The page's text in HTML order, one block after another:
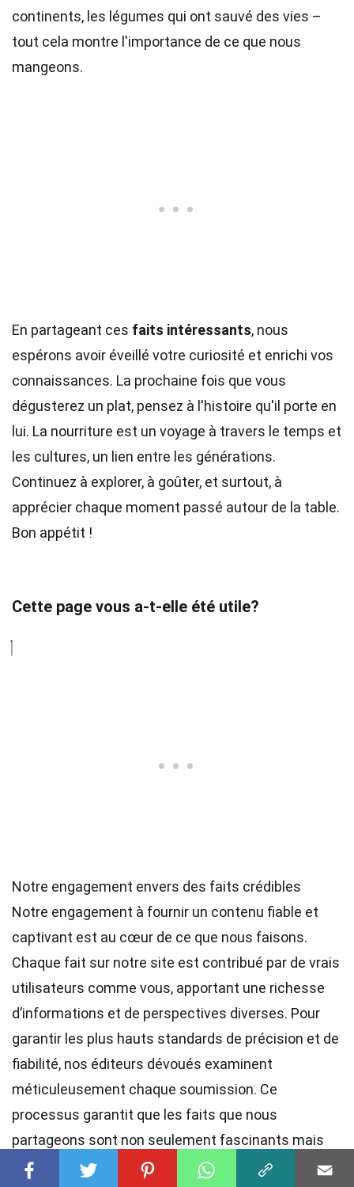
continents, les légumes qui ont sauvé des vies –
tout cela montre l'importance de ce que nous
mangeons.
En partageant ces faits intéressants, nous
espérons avoir éveillé votre curiosité et enrichi vos
connaissances. La prochaine fois que vous
dégusterez un plat, pensez à l'histoire qu'il porte en
lui. La nourriture est un voyage à travers le temps et
les cultures, un lien entre les générations.
Continuez à explorer, à goûter, et surtout, à
apprécier chaque moment passé autour de la table.
Bon appétit !
Cette page vous a-t-elle été utile?
Notre engagement envers des faits crédibles
Notre engagement à fournir un contenu fiable et
captivant est au cœur de ce que nous faisons.
Chaque fait sur notre site est contribué par de vrais
utilisateurs comme vous, apportant une richesse
d’informations et de perspectives diverses. Pour
garantir les plus hauts standards de précision et de
fiabilité, nos éditeurs dévoués examinent
méticuleusement chaque soumission. Ce
processus garantit que les faits que nous
partageons sont non seulement fascinants mais
aussi crédibles. Faites confiance à notre